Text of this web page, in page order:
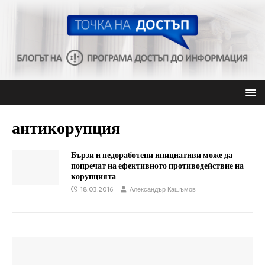
антикорупция
Бързи и недоработени инициативи може да
попречат на ефективното противодействие на
корупцията
18.03.2016 Александър Кашъмов